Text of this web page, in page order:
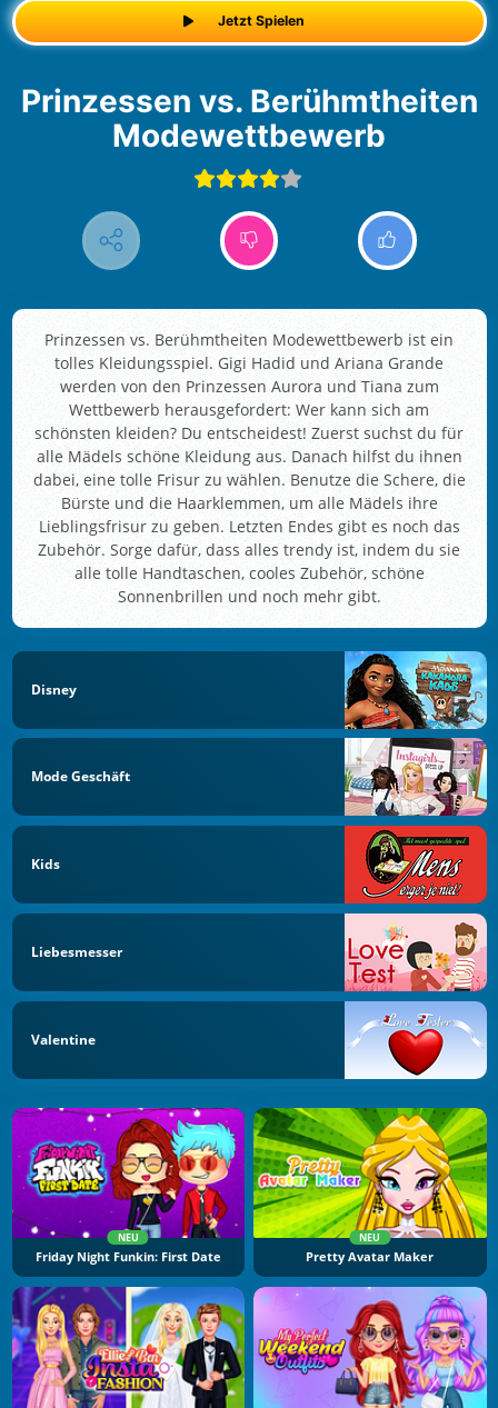
Jetzt Spielen
Prinzessen vs. Berühmtheiten
Modewettbewerb
Prinzessen vs. Berühmtheiten Modewettbewerb ist ein
tolles Kleidungsspiel. Gigi Hadid und Ariana Grande
werden von den Prinzessen Aurora und Tiana zum
Wettbewerb herausgefordert: Wer kann sich am
schönsten kleiden? Du entscheidest! Zuerst suchst du für
alle Mädels schöne Kleidung aus. Danach hilfst du ihnen
dabei, eine tolle Frisur zu wählen. Benutze die Schere, die
Bürste und die Haarklemmen, um alle Mädels ihre
Lieblingsfrisur zu geben. Letzten Endes gibt es noch das
Zubehör. Sorge dafür, dass alles trendy ist, indem du sie
alle tolle Handtaschen, cooles Zubehör, schöne
Sonnenbrillen und noch mehr gibt.
Disney
Mode Geschäft
Kids
Liebesmesser
Valentine
NEU
Friday Night Funkin: First Date
NEU
Pretty Avatar Maker